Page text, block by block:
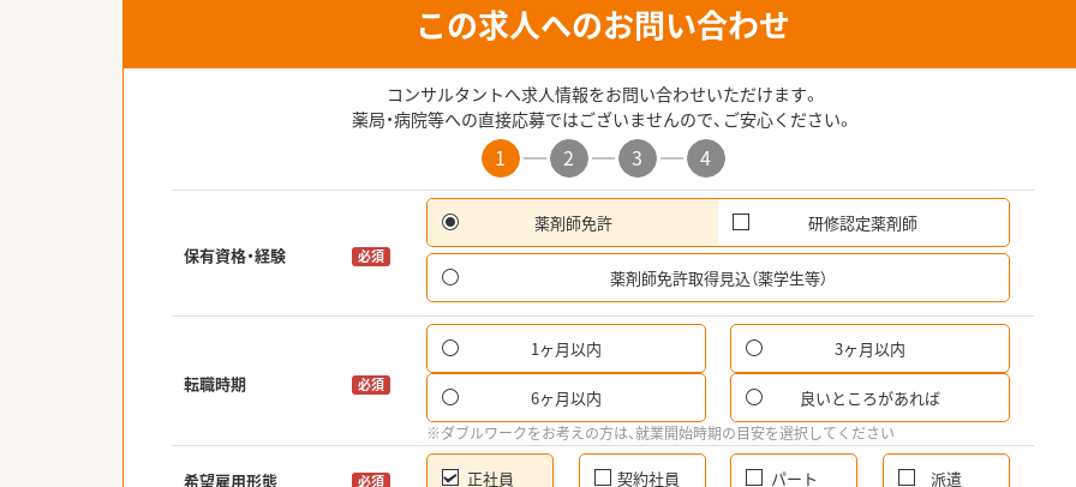
この求人へのお問い合わせ
コンサルタントへ求人情報をお問い合わせいただけます。
薬局・病院等への直接応募ではございませんので、ご安心ください。
1 2 3 4
保有資格・経験 必須
薬剤師免許 研修認定薬剤師
薬剤師免許取得見込（薬学生等）
転職時期 必須
1ヶ月以内 3ヶ月以内
6ヶ月以内 良いところがあれば
※ダブルワークをお考えの方は、就業開始時期の目安を選択してください
希望雇用形態 必須 正社員 契約社員 パート 派遣